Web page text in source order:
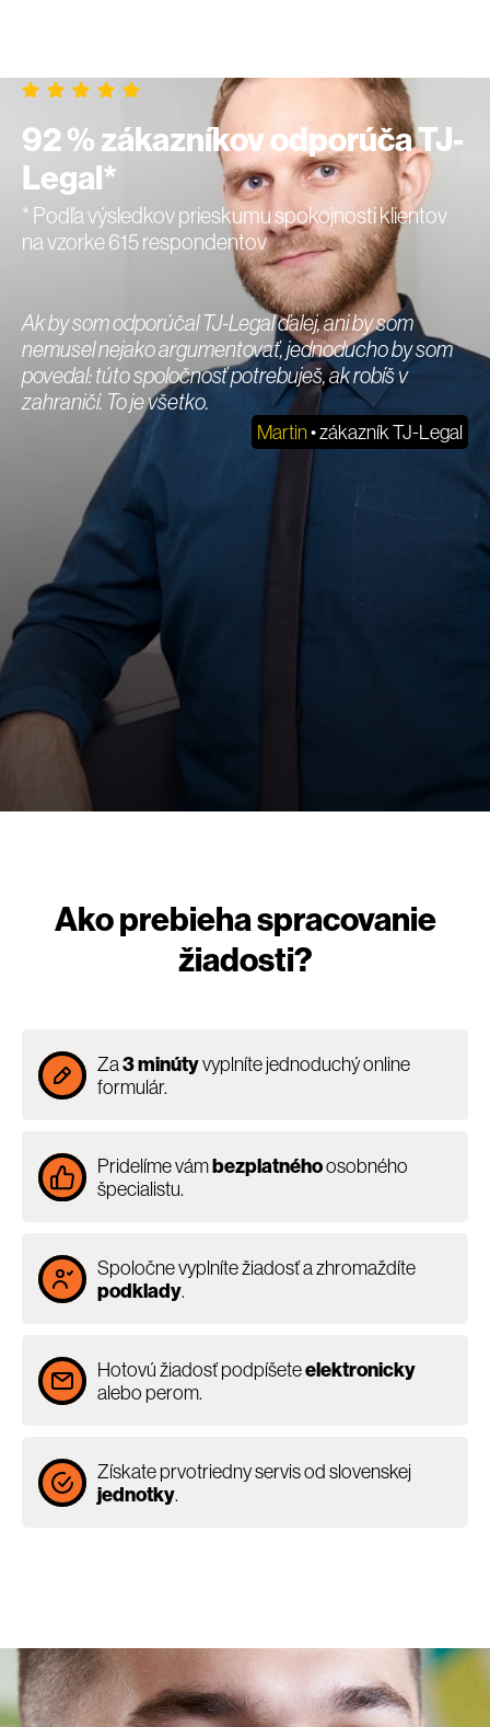
92 % zákazníkov odporúča TJ-
Legal*
* Podľa výsledkov prieskumu spokojnosti klientov
na vzorke 615 respondentov
Ak by som odporúčal TJ-Legal ďalej, ani by som
nemusel nejako argumentovať, jednoducho by som
povedal: túto spoločnosť potrebuješ, ak robíš v
zahraničí. To je všetko.
Martin• zákazník TJ-Legal
Ako prebieha spracovanie
žiadosti?
Za3 minútyvyplníte jednoduchý online
formulár.
Pridelíme vámbezplatnéhoosobného
špecialistu.
Spoločne vyplníte žiadosť a zhromaždíte
podklady.
Hotovú žiadosť podpíšeteelektronicky
alebo perom.
Získate prvotriedny servis od slovenskej
jednotky.